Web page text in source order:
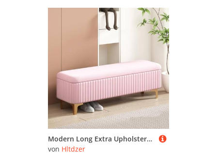
Modern Long Extra Upholstered Storage Bench With Gold Legs Large Storage Space Entryway Bench With Safety Hinge Metal Legs Storage Bench Foot Stool For Hallway,Entryway(B,150*40*40CM/59.1*15.7*15.7IN)
von Hltdzer